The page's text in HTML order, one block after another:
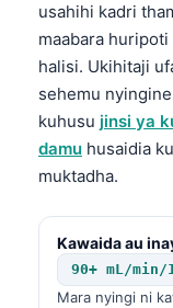
usahihi kadri
maabara huripoti
halisi. Ukihitaji
sehemu
kuhusu jinsi ya
damu husaidia
muktadha.
Kawaida au
90+ mL/min/
Mara nyingi ni